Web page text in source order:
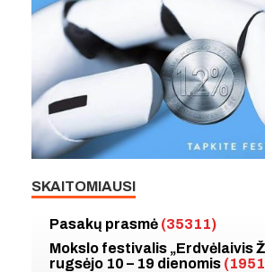
SKAITOMIAUSI
Pasakų prasmė (35311)
Mokslo festivalis „Erdvėlaivis
rugsėjo 10 – 19 dienomis